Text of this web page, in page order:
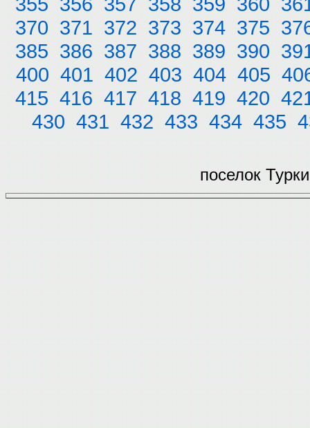
370 371 372 373 374 375
385 386 387 388 389 390
400 401 402 403 404 405
415 416 417 418 419 420
430 431 432 433 434 435
поселок